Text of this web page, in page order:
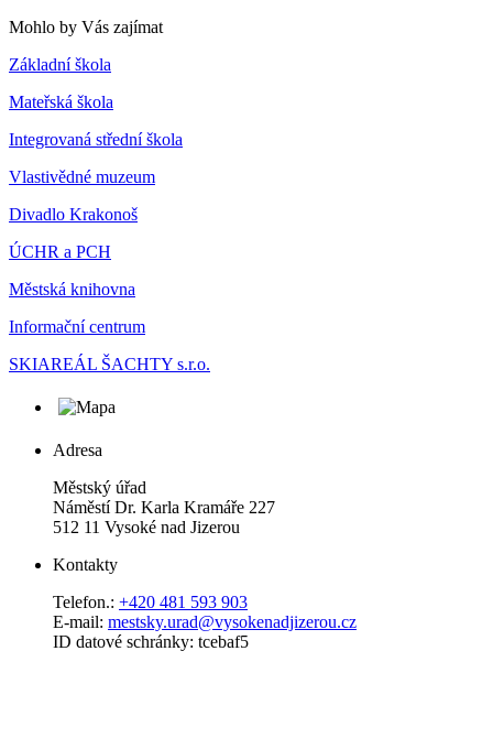
Mohlo by Vás zajímat
Základní škola
Mateřská škola
Integrovaná střední škola
Vlastivědné muzeum
Divadlo Krakonoš
ÚCHR a PCH
Městská knihovna
Informační centrum
SKIAREÁL ŠACHTY s.r.o.
Adresa
Městský úřad
Náměstí Dr. Karla Kramáře 227
512 11 Vysoké nad Jizerou
Kontakty
Telefon.: +420 481 593 903
E-mail: mestsky.urad@vysokenadjizerou.cz
ID datové schránky: tcebaf5